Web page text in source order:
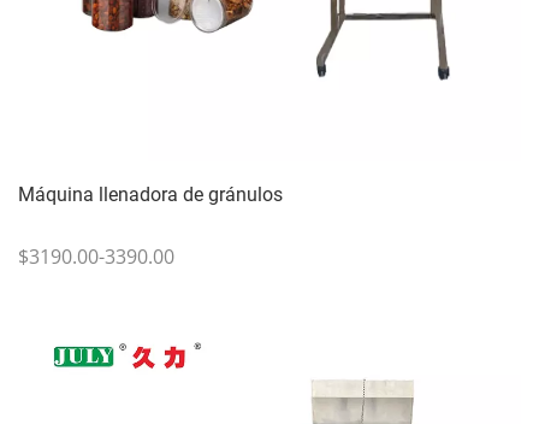
Máquina llenadora de gránulos
$3190.00-3390.00